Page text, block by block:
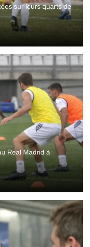
sur leurs quarts de
Real Madrid à